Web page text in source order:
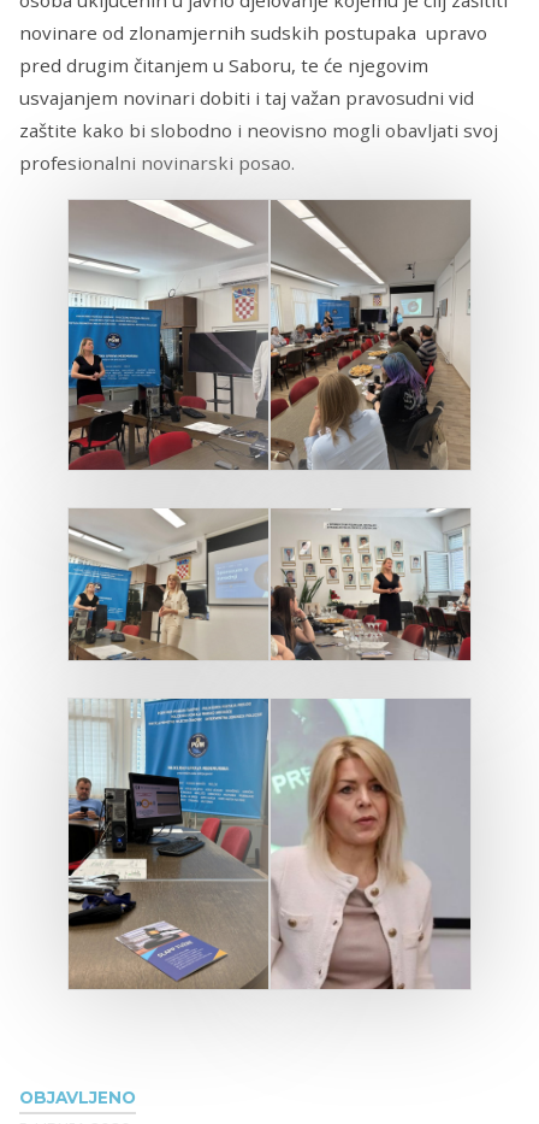
OBJAVLJENO
novinare od zlonamjernih sudskih postupaka upravo
pred drugim čitanjem u Saboru, te će njegovim
usvajanjem novinari dobiti i taj važan pravosudni vid
zaštite kako bi slobodno i neovisno mogli obavljati svoj
profesionalni novinarski posao.